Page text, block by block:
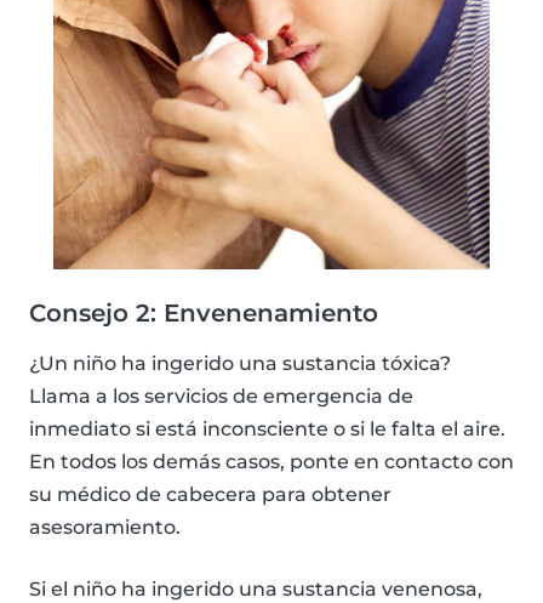
Consejo 2: Envenenamiento
¿Un niño ha ingerido una sustancia tóxica?
Llama a los servicios de emergencia de
inmediato si está inconsciente o si le falta el aire.
En todos los demás casos, ponte en contacto con
su médico de cabecera para obtener
asesoramiento.
Si el niño ha ingerido una sustancia venenosa,